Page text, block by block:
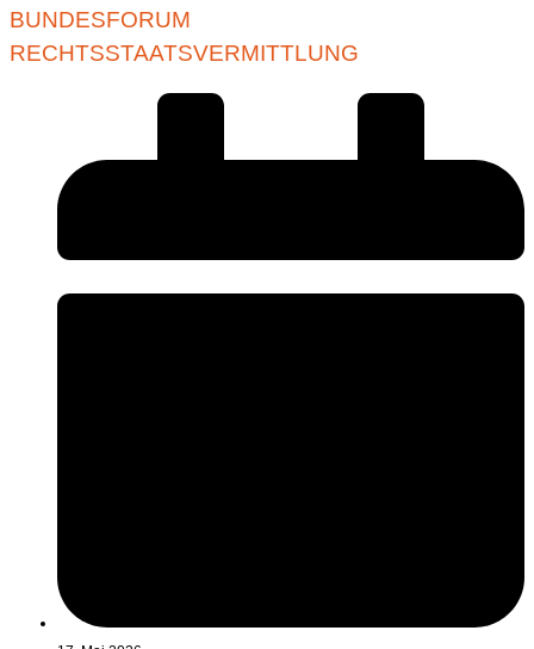
BUNDESFORUM
RECHTSSTAATSVERMITTLUNG